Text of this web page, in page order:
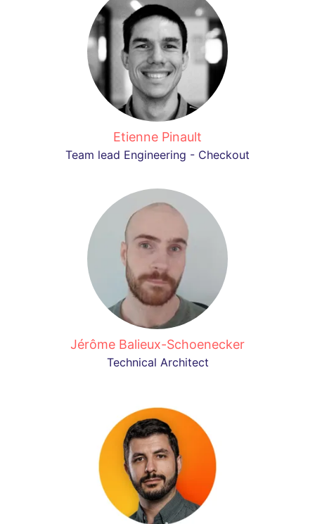
Etienne Pinault
Team lead Engineering - Checkout
Jérôme Balieux-Schoenecker
Technical Architect